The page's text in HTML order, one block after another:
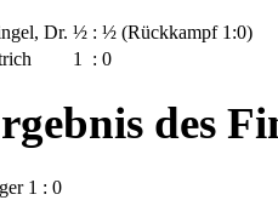
Dr. ½ : ½ (Rückkampf 1:0)
1 : 0
des
1 : 0